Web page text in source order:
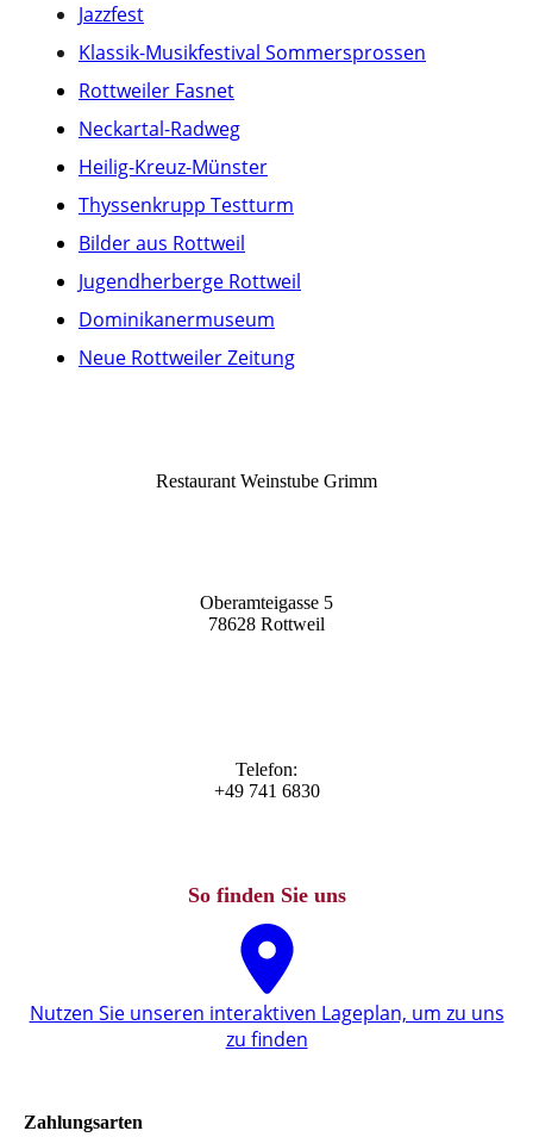
Jazzfest
Klassik-Musikfestival Sommersprossen
Rottweiler Fasnet
Neckartal-Radweg
Heilig-Kreuz-Münster
Thyssenkrupp Testturm
Bilder aus Rottweil
Jugendherberge Rottweil
Dominikanermuseum
Neue Rottweiler Zeitung
Restaurant Weinstube Grimm
Oberamteigasse 5
78628 Rottweil
Telefon:
+49 741 6830
So finden Sie uns
Nutzen Sie unseren interaktiven La­ge­plan, um zu uns
zu finden
Zahlungsarten